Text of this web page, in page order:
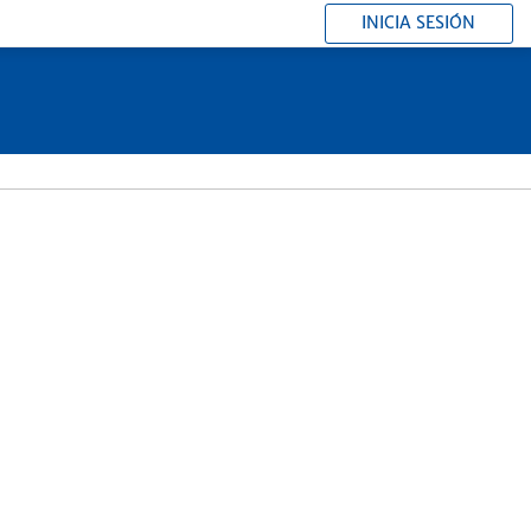
INICIA SESIÓN